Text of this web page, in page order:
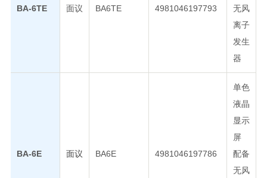
BA-6TE 面议 BA6TE 4981046197793
无风
离子
发生
器
BA-6E 面议 BA6E 4981046197786
单色
液晶
显示
屏
配备
无风